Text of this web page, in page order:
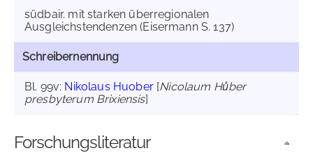
südbair. mit starken überregionalen
Ausgleichstendenzen (Eisermann S. 137)
Schreibernennung
Bl. 99v: Nikolaus Huober[Nicolaum Hůber
presbyterum Brixiensis]
Forschungsliteratur